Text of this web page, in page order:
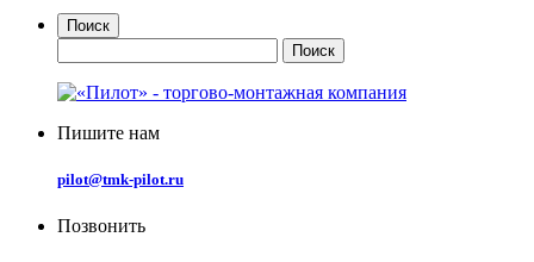
Поиск
Пишите нам
pilot@tmk-pilot.ru
Позвонить